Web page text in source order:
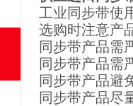
工业同步带使
选购时注意产
同步带产品需
同步带产品需
同步带产品避
同步带产品尽